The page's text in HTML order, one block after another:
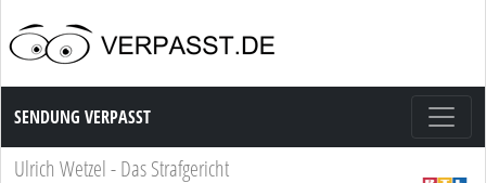
Sendung Verpasst
SENDUNG VERPASST
Ulrich Wetzel - Das Strafgericht